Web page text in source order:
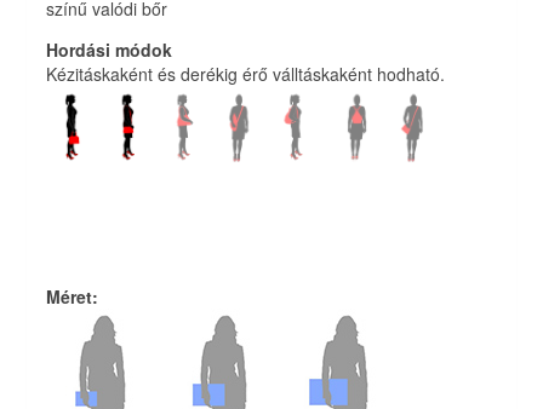
színű valódi bőr
Hordási módok
Kézitáskaként és derékig érő válltáskaként hodható.
Méret: